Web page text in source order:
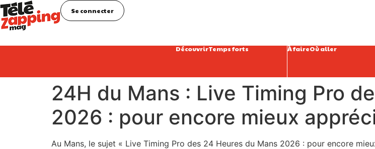
Se connecter
DécouvrirTemps forts À faireOù aller
24H du Mans : Live Timing Pro
2026 : pour encore mieux
Au Mans, le sujet « Live Timing Pro des 24 Heures du Mans 2026 : pour encore